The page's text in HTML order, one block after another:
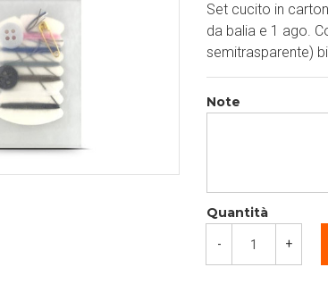
Set cucito in
da balia e 1 ago.
semitrasparente)
Note
Quantità
- +